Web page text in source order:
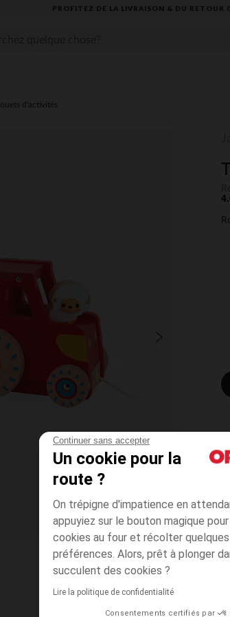
Continuer sans accepter
Un cookie pour la
route ?
On trépigne d'impatience en
appuyiez sur le bouton magique
cookies au four et récolter
préférences. Alors, prêt à plonger
succulent des cookies ?
Lire la politique de confidentialité
Consentements certifiés par
PROFITEZ DE LA LIVRAISON & DU RETOUR
Jouets d'activités